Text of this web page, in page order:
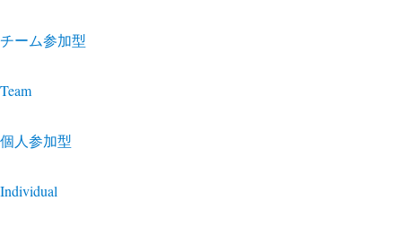
チーム参加型
Team
個人参加型
Individual